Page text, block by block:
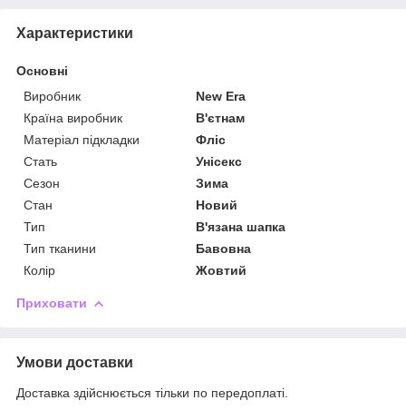
Характеристики
Основні
Виробник
New Era
Країна виробник
В'єтнам
Матеріал підкладки
Фліс
Стать
Унісекс
Сезон
Зима
Стан
Новий
Тип
В'язана шапка
Тип тканини
Бавовна
Колір
Жовтий
Приховати
Умови доставки
Доставка здійснюється тільки по передоплаті.